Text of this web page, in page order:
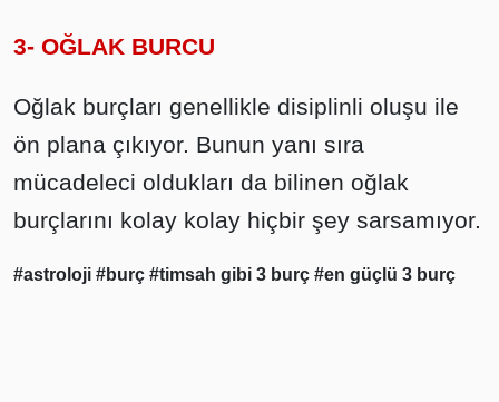
3- OĞLAK BURCU
Oğlak burçları genellikle disiplinli oluşu ile
ön plana çıkıyor. Bunun yanı sıra
mücadeleci oldukları da bilinen oğlak
burçlarını kolay kolay hiçbir şey sarsamıyor.
#astroloji #burç #timsah gibi 3 burç #en güçlü 3 burç